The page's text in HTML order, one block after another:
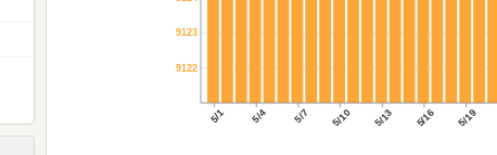
5/1 5/4 5/7 5/10 5/13 5/16 5/19
9122
9123